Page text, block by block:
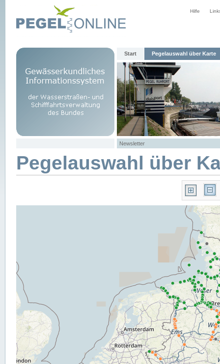
Hilfe
Start Pegelauswahl über Karte
Newsletter
Pegelauswahl über